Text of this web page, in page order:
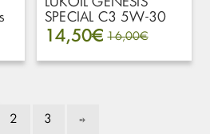
SPECIAL C3 5W-30
1L έως 4L
14,50€ 16,00€
2 3